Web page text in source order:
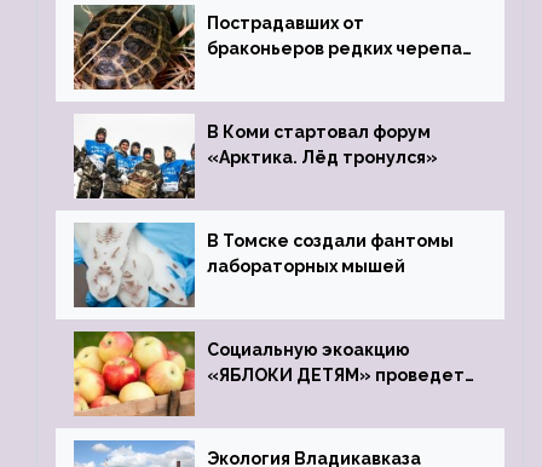
Пострадавших от
браконьеров редких черепах
зоопарк
В Коми стартовал форум
«Арктика. Лёд тронулся»
В Томске создали фантомы
лабораторных мышей
Социальную экоакцию
«ЯБЛОКИ ДЕТЯМ» проведет
Экология Владикавказа